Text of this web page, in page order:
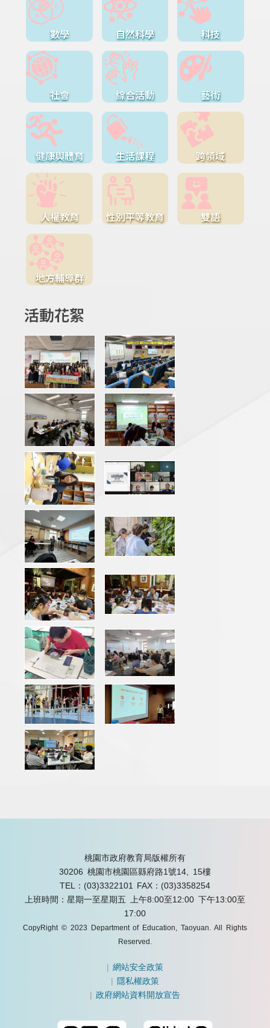
數學 自然科學 科技
社會 綜合活動 藝術
健康與體育 生活課程 跨領域
人權教育 性別平等教育 雙語
地方輔導群
活動花絮
桃園市政府教育局版權所有
30206 桃園市桃園區縣府路1號14, 15樓
TEL：(03)3322101
FAX：(03)3358254
上班時間：星期一至星期五 上午8:00至12:00 下午13:00至
17:00
CopyRight © 2023 Department of Education, Taoyuan. All Rights
Reserved.
|網站安全政策
| 隱私權政策
|政府網站資料開放宣告